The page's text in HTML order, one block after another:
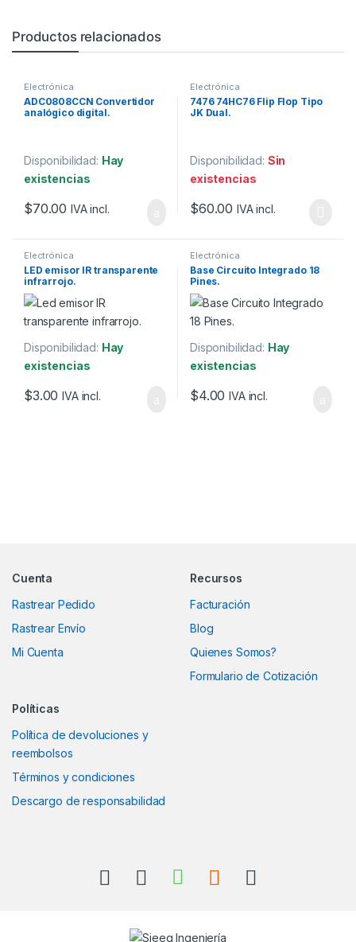
Productos relacionados
Electrónica
ADC0808CCN Convertidor
analógico digital.
Disponibilidad: Hay
existencias
$70.00 IVA incl.
Electrónica
7476 74HC76 Flip Flop Tipo
JK Dual.
Disponibilidad: Sin
existencias
$60.00 IVA incl.
Electrónica
LED emisor IR transparente
infrarrojo.
Disponibilidad: Hay
existencias
$3.00 IVA incl.
Electrónica
Base Circuito Integrado 18
Pines.
Disponibilidad: Hay
existencias
$4.00 IVA incl.
Cuenta
Rastrear Pedido
Rastrear Envío
Mi Cuenta
Recursos
Facturación
Blog
Quienes Somos?
Formulario de Cotización
Políticas
Política de devoluciones y
reembolsos
Términos y condiciones
Descargo de responsabilidad